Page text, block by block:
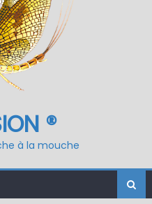
®
à la mouche